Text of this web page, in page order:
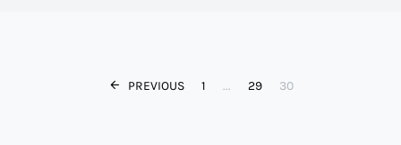
Posts
PREVIOUS 1 ... 29 30